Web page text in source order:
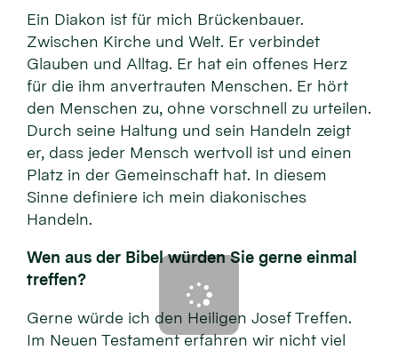
Ein Diakon ist für mich Brückenbauer.
Zwischen Kirche und Welt. Er verbindet
Glauben und Alltag. Er hat ein offenes Herz
für die ihm anvertrauten Menschen. Er hört
den Menschen zu, ohne vorschnell zu urteilen.
Durch seine Haltung und sein Handeln zeigt
er, dass jeder Mensch wertvoll ist und einen
Platz in der Gemeinschaft hat. In diesem
Sinne definiere ich mein diakonisches
Handeln.
Wen aus der Bibel würden Sie gerne einmal
treffen?
Gerne würde ich den Heiligen Josef Treffen.
Im Neuen Testament erfahren wir nicht viel